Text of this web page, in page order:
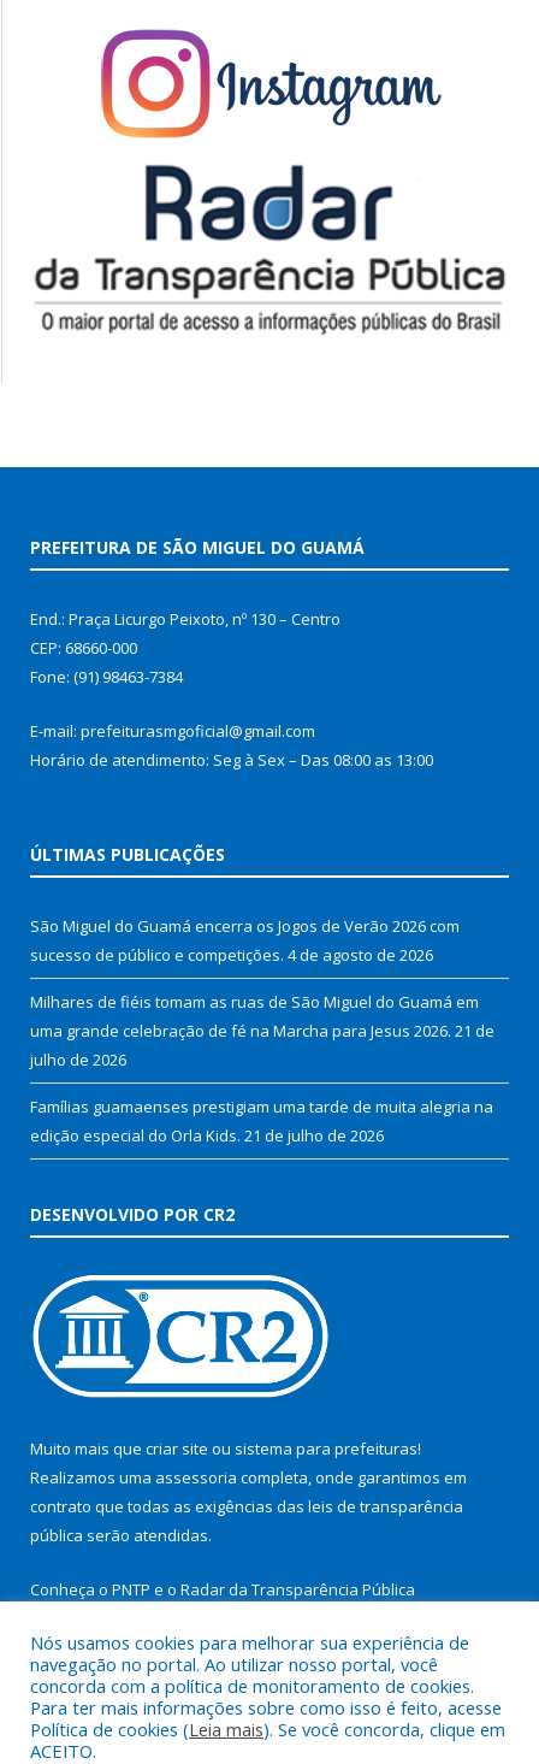
PREFEITURA DE SÃO MIGUEL DO GUAMÁ
End.: Praça Licurgo Peixoto, nº 130 – Centro
CEP: 68660-000
Fone: (91) 98463-7384
E-mail: prefeiturasmgoficial@gmail.com
Horário de atendimento: Seg à Sex – Das 08:00 as 13:00
ÚLTIMAS PUBLICAÇÕES
São Miguel do Guamá encerra os Jogos de Verão 2026 com
sucesso de público e competições. 4 de agosto de 2026
Milhares de fiéis tomam as ruas de São Miguel do Guamá em
uma grande celebração de fé na Marcha para Jesus 2026. 21 de
julho de 2026
Famílias guamaenses prestigiam uma tarde de muita alegria na
edição especial do Orla Kids. 21 de julho de 2026
DESENVOLVIDO POR CR2
Muito mais que criar site ou sistema para prefeituras!
Realizamos uma assessoria completa, onde garantimos em
contrato que todas as exigências das leis de transparência
pública serão atendidas.
Conheça o PNTP e o Radar da Transparência Pública
Todos os direitos reservados a Prefeitura Municipal de São
Miguel do Guamá.
Nós usamos cookies para melhorar sua experiência de
navegação no portal. Ao utilizar nosso portal, você
concorda com a política de monitoramento de cookies.
Para ter mais informações sobre como isso é feito, acesse
Política de cookies (Leia mais). Se você concorda, clique em
ACEITO.